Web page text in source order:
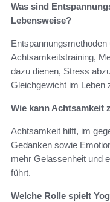
Was sind
Lebensweise?
Achtsamkeitstraining,
dazu dienen, Stress
Gleichgewicht im Leben
Wie kann Achtsamkeit
Achtsamkeit hilft, im
Gedanken sowie
mehr Gelassenheit und
führt.
Welche Rolle spielt